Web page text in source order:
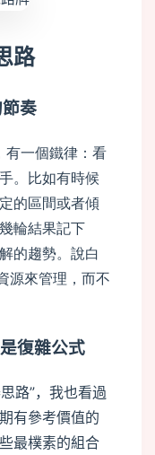
路
奏
有一個鐵律：看
。比如有時候
的區間或者傾
輪結果記下
的趨勢。說白
源來管理，而不
復雜公式
路”，我也看過
有參考價值的
最樸素的組合